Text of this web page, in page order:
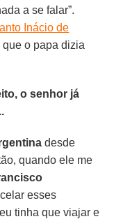
a se falar”.
Inácio de
o papa dizia
o senhor já
desde
quando ele me
esses
tinha que viajar e